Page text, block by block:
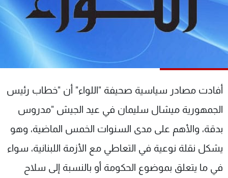
أفادت مصادر سياسية صحيفة "اللواء" أن "خطاب رئيس
الجمهورية ميشال سليمان في عيد الجيش "مدروس
بدقة، والأهم على مدى السنوات الخمس الماضية، وهو
يشكل نقلة نوعية في التعاطي مع الأزمة اللبنانية، سواء
في ما يتعلق بموضوع الحكومة أو بالنسبة إلى سلاح
البرامج
شاهد البرامج
الترددات
عن MTV
الإنـتـاج
لاعلاناتكم
وظائف
تواصل معنا
شروط الإسـتخدام
سياسة الخصوصية